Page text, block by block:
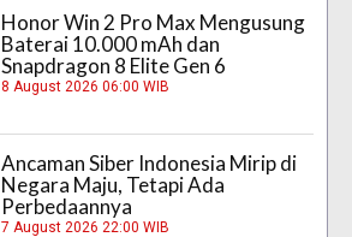
Honor Win 2 Pro Max Mengusung
Baterai 10.000 mAh dan
Snapdragon 8 Elite Gen 6
8 August 2026 06:00 WIB
Ancaman Siber Indonesia Mirip di
Negara Maju, Tetapi Ada
Perbedaannya
7 August 2026 22:00 WIB